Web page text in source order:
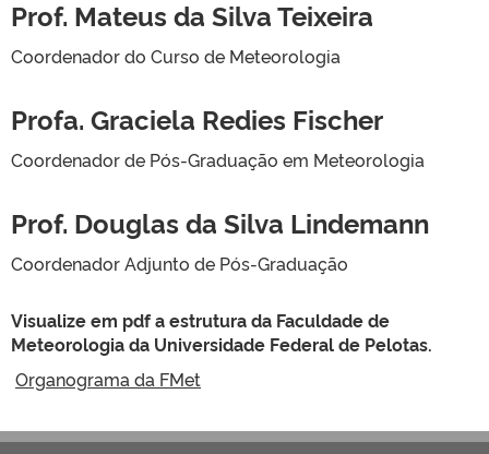
Prof. Mateus da Silva Teixeira
Coordenador do Curso de Meteorologia
Profa. Graciela Redies Fischer
Coordenador de Pós-Graduação em Meteorologia
Prof. Douglas da Silva Lindemann
Coordenador Adjunto de Pós-Graduação
Visualize em pdf a estrutura da Faculdade de
Meteorologia da Universidade Federal de Pelotas.
Organograma da FMet